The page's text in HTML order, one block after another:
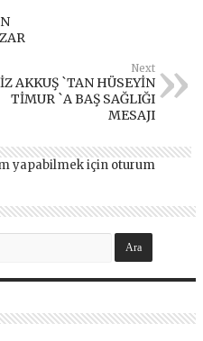
Next
AKKUŞ `TAN HÜSEYİN
TİMUR `A BAŞ SAĞLIĞI
MESAJI
yapabilmek için oturum